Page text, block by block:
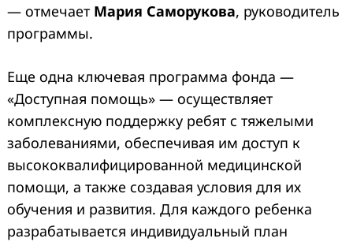
— отмечает Мария Саморукова, руководитель
программы.
Еще одна ключевая программа фонда —
«Доступная помощь» — осуществляет
комплексную поддержку ребят с тяжелыми
заболеваниями, обеспечивая им доступ к
высококвалифицированной медицинской
помощи, а также создавая условия для их
обучения и развития. Для каждого ребенка
разрабатывается индивидуальный план